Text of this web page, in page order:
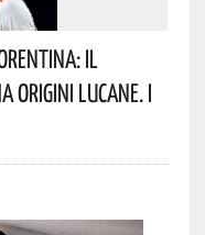
Il
Origini Lucane. I